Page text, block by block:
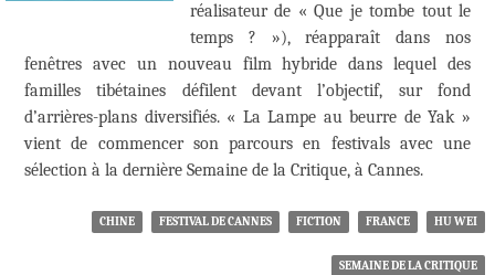
réalisateur de « Que je tombe tout le
temps ? »), réapparaît dans nos
fenêtres avec un nouveau film hybride dans lequel des
familles tibétaines défilent devant l’objectif, sur fond
d’arrières-plans diversifiés. « La Lampe au beurre de Yak »
vient de commencer son parcours en festivals avec une
sélection à la dernière Semaine de la Critique, à Cannes.
CHINE FESTIVAL DE CANNES FICTION FRANCE HU WEI
SEMAINE DE LA CRITIQUE